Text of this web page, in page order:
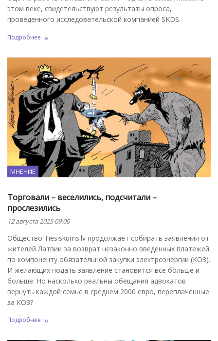
этом веке, свидетельствуют результаты опроса,
проведенного исследовательской компанией SKDS.
Подробнее
МНЕНИЕ
Торговали – веселились, подсчитали –
прослезились
12 августа 2025 09:00
Общество Tiesiskums.lv продолжает собирать заявления от
жителей Латвии за возврат незаконно введенных платежей
по компоненту обязательной закупки электроэнергии (КОЗ).
И желающих подать заявление становится все больше и
больше. Но насколько реальны обещания адвокатов
вернуть каждой семье в среднем 2000 евро, переплаченные
за КОЗ?
Подробнее